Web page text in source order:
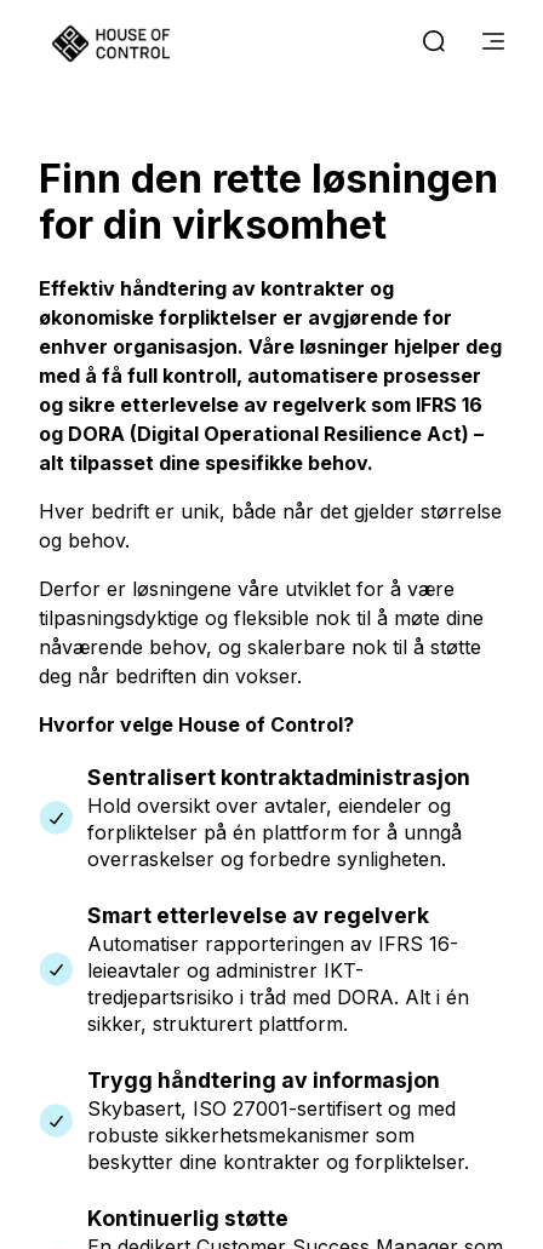
Finn den rette løsningen
for din virksomhet
Effektiv håndtering av kontrakter og
økonomiske forpliktelser er avgjørende for
enhver organisasjon. Våre løsninger hjelper deg
med å få full kontroll, automatisere prosesser
og sikre etterlevelse av regelverk som IFRS 16
og DORA (Digital Operational Resilience Act) –
alt tilpasset dine spesifikke behov.
Hver bedrift er unik, både når det gjelder størrelse
og behov.
Derfor er løsningene våre utviklet for å være
tilpasningsdyktige og fleksible nok til å møte dine
nåværende behov, og skalerbare nok til å støtte
deg når bedriften din vokser.
Hvorfor velge House of Control?
Sentralisert kontraktadministrasjon
Hold oversikt over avtaler, eiendeler og
forpliktelser på én plattform for å unngå
overraskelser og forbedre synligheten.
Smart etterlevelse av regelverk
Automatiser rapporteringen av IFRS 16-
leieavtaler og administrer IKT-
tredjepartsrisiko i tråd med DORA. Alt i én
sikker, strukturert plattform.
Trygg håndtering av informasjon
Skybasert, ISO 27001-sertifisert og med
robuste sikkerhetsmekanismer som
beskytter dine kontrakter og forpliktelser.
Kontinuerlig støtte